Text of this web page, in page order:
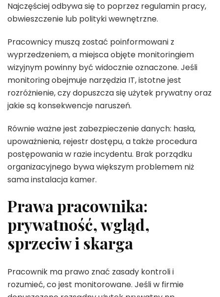
Najczęściej odbywa się to poprzez regulamin pracy,
obwieszczenie lub polityki wewnętrzne.
Pracownicy muszą zostać poinformowani z
wyprzedzeniem, a miejsca objęte monitoringiem
wizyjnym powinny być widocznie oznaczone. Jeśli
monitoring obejmuje narzędzia IT, istotne jest
rozróżnienie, czy dopuszcza się użytek prywatny oraz
jakie są konsekwencje naruszeń.
Równie ważne jest zabezpieczenie danych: hasła,
upoważnienia, rejestr dostępu, a także procedura
postępowania w razie incydentu. Brak porządku
organizacyjnego bywa większym problemem niż
sama instalacja kamer.
Prawa pracownika:
prywatność, wgląd,
sprzeciw i skarga
Pracownik ma prawo znać zasady kontroli i
rozumieć, co jest monitorowane. Jeśli w firmie